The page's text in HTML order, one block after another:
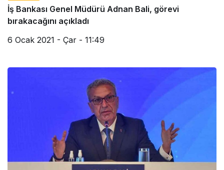
İş Bankası Genel Müdürü Adnan Bali, görevi
bırakacağını açıkladı
6 Ocak 2021 - Çar - 11:49